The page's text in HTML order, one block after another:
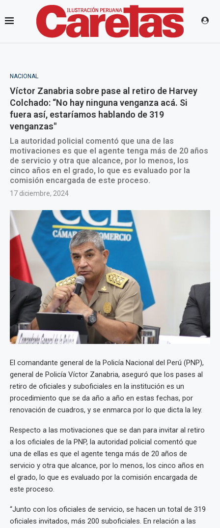
NACIONAL
Víctor Zanabria sobre pase al retiro de Harvey
Colchado: “No hay ninguna venganza acá. Si
fuera así, estaríamos hablando de 319
venganzas"
La autoridad policial comentó que una de las
motivaciones es que el agente tenga más de 20 años
de servicio y otra que alcance, por lo menos, los
cinco años en el grado, lo que es evaluado por la
comisión encargada de este proceso.
17 diciembre, 2024
El comandante general de la Policía Nacional del Perú (PNP),
general de Policía Víctor Zanabria, aseguró que los pases al
retiro de oficiales y suboficiales en la institución es un
procedimiento que se da año a año en estas fechas, por
renovación de cuadros, y se enmarca por lo que dicta la ley.
Respecto a las motivaciones que se dan para invitar al retiro
a los oficiales de la PNP, la autoridad policial comentó que
una de ellas es que el agente tenga más de 20 años de
servicio y otra que alcance, por lo menos, los cinco años en
el grado, lo que es evaluado por la comisión encargada de
este proceso.
“Junto con los oficiales de servicio, se hacen un total de 319
oficiales invitados, más 200 suboficiales. En relación a las